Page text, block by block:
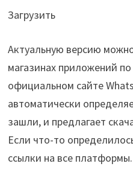
Загрузить
Актуальную версию
магазинах приложений
официальном сайте
автоматически
зашли, и предлагает
Если что-то
ссылки на все платформы.